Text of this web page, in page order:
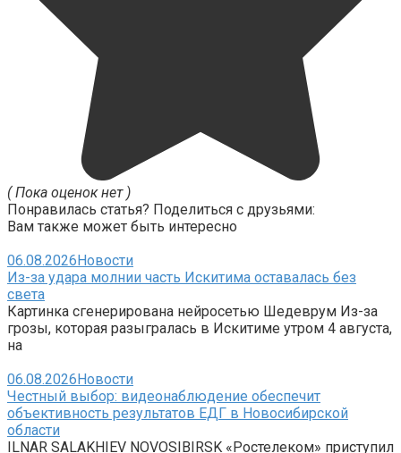
( Пока оценок нет )
Понравилась статья? Поделиться с друзьями:
Вам также может быть интересно
06.08.2026Новости
Из-за удара молнии часть Искитима оставалась без
света
Картинка сгенерирована нейросетью Шедеврум Из-за
грозы, которая разыгралась в Искитиме утром 4 августа,
на
06.08.2026Новости
Честный выбор: видеонаблюдение обеспечит
объективность результатов ЕДГ в Новосибирской
области
ILNAR SALAKHIEV NOVOSIBIRSK «Ростелеком» приступил